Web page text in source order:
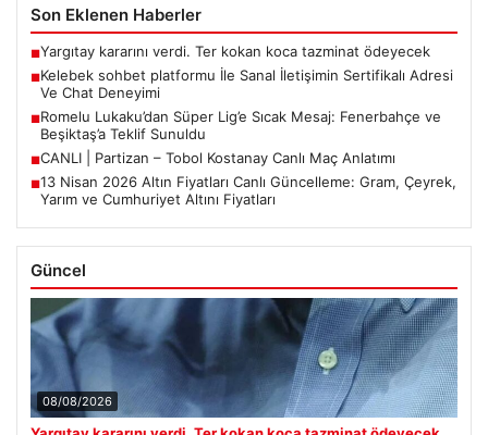
Son Eklenen Haberler
■Yargıtay kararını verdi. Ter kokan koca tazminat ödeyecek
■Kelebek sohbet platformu İle Sanal İletişimin Sertifikalı Adresi
Ve Chat Deneyimi
■Romelu Lukaku’dan Süper Lig’e Sıcak Mesaj: Fenerbahçe ve
Beşiktaş’a Teklif Sunuldu
■CANLI | Partizan – Tobol Kostanay Canlı Maç Anlatımı
■13 Nisan 2026 Altın Fiyatları Canlı Güncelleme: Gram, Çeyrek,
Yarım ve Cumhuriyet Altını Fiyatları
Güncel
08/08/2026